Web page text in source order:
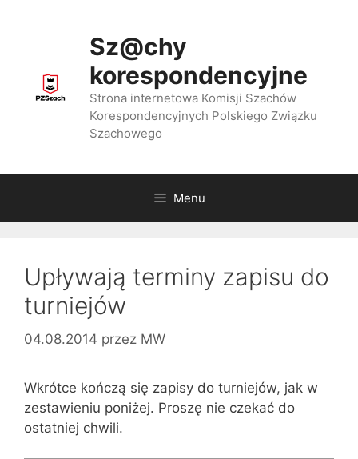
Sz@chy
korespondencyjne
Strona internetowa Komisji Szachów
Korespondencyjnych Polskiego Związku
Szachowego
Menu
Upływają terminy zapisu do
turniejów
04.08.2014 przez MW
Wkrótce kończą się zapisy do turniejów, jak w
zestawieniu poniżej. Proszę nie czekać do
ostatniej chwili.